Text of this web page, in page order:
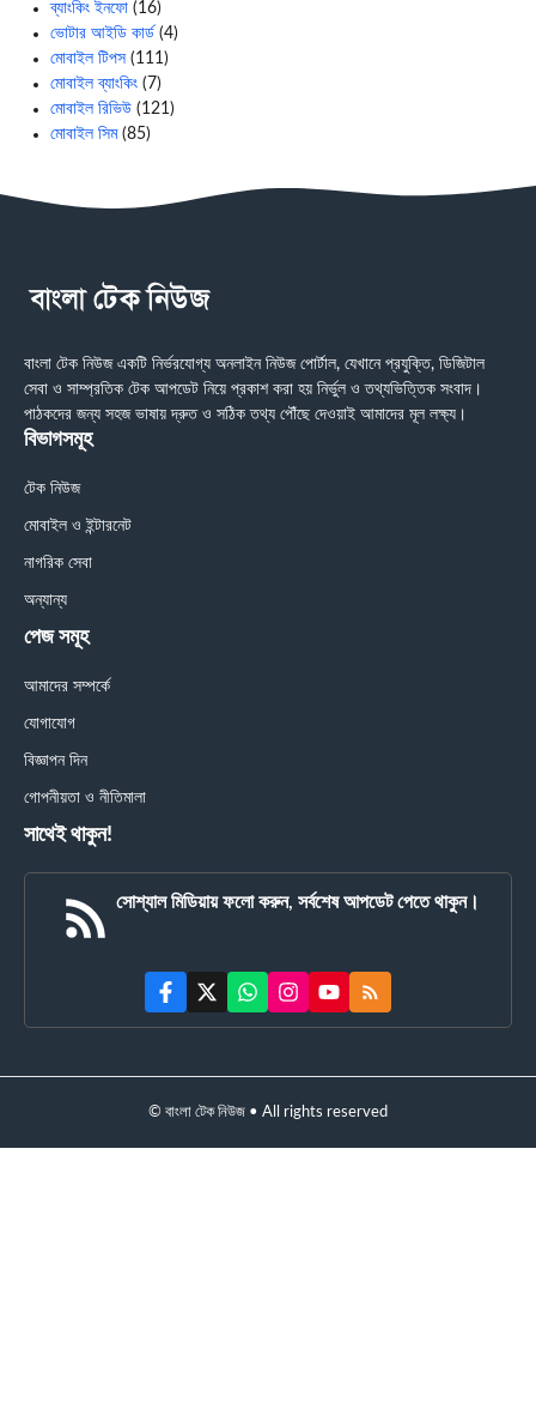
ব্যাংকিং ইনফো (16)
ভোটার আইডি কার্ড (4)
মোবাইল টিপস (111)
মোবাইল ব্যাংকিং (7)
মোবাইল রিভিউ (121)
মোবাইল সিম(85)
বাংলা টেক নিউজ একটি নির্ভরযোগ্য অনলাইন নিউজ পোর্টাল, যেখানে প্রযুক্তি, ডিজিটাল
সেবা ও সাম্প্রতিক টেক আপডেট নিয়ে প্রকাশ করা হয় নির্ভুল ও তথ্যভিত্তিক সংবাদ।
পাঠকদের জন্য সহজ ভাষায় দ্রুত ও সঠিক তথ্য পৌঁছে দেওয়াই আমাদের মূল লক্ষ্য।
বিভাগসমূহ
টেক নিউজ
মোবাইল ও ইন্টারনেট
নাগরিক সেবা
অন্যান্য
পেজ সমূহ
আমাদের সম্পর্কে
যোগাযোগ
বিজ্ঞাপন দিন
গোপনীয়তা ও নীতিমালা
সাথেই থাকুন!
সোশ্যাল মিডিয়ায় ফলো করুন, সর্বশেষ আপডেট পেতে থাকুন।
© বাংলা টেক নিউজ • All rights reserved